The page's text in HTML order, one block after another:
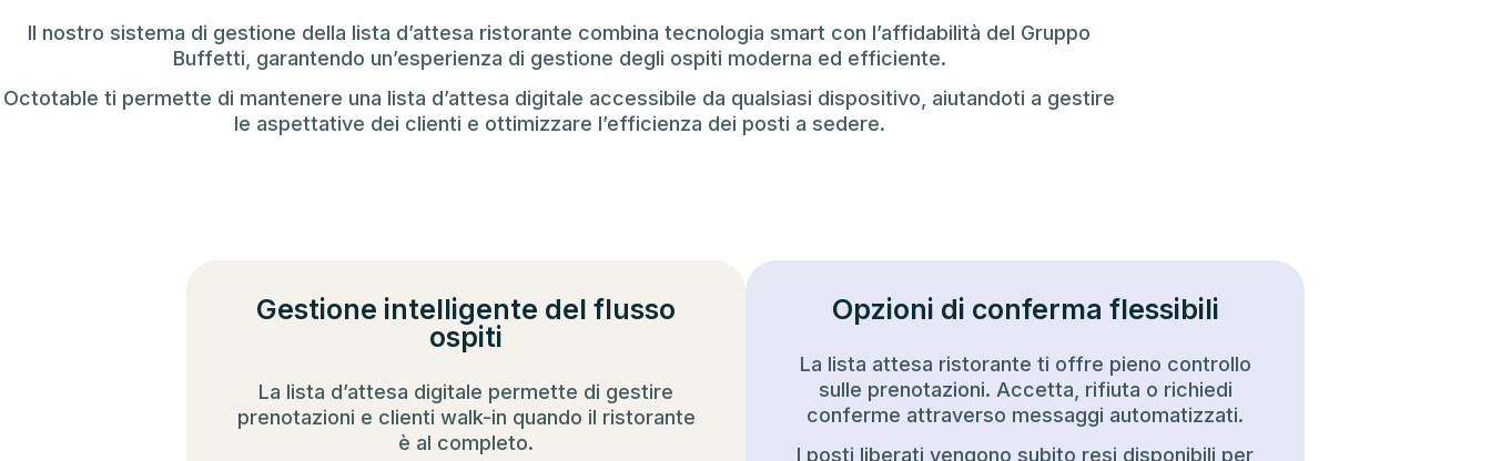
Il nostro sistema di gestione della lista d’attesa ristorante combina tecnologia smart con l’affidabilità del Gruppo
Buffetti, garantendo un’esperienza di gestione degli ospiti moderna ed efficiente.
Octotable ti permette di mantenere una lista d’attesa digitale accessibile da qualsiasi dispositivo, aiutandoti a gestire
le aspettative dei clienti e ottimizzare l’efficienza dei posti a sedere.
Gestione intelligente del flusso
ospiti
La lista d’attesa digitale permette di gestire
prenotazioni e clienti walk-in quando il ristorante
è al completo.
Opzioni di conferma flessibili
La lista attesa ristorante ti offre pieno controllo
sulle prenotazioni. Accetta, rifiuta o richiedi
conferme attraverso messaggi automatizzati.
I posti liberati vengono subito resi disponibili per